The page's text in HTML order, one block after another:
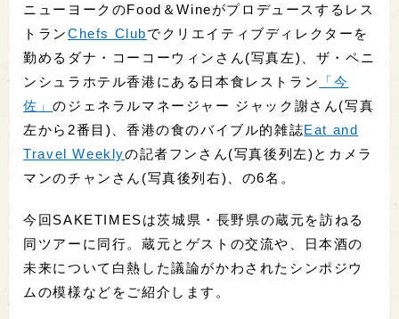
ニューヨークのFood＆Wineがプロデュースするレス
トランChefs Clubでクリエイティブディレクターを
勤めるダナ・コーコーウィンさん(写真左)、ザ・ペニ
ンシュラホテル香港にある日本食レストラン
「今
佐」のジェネラルマネージャー ジャック謝さん(写真
左から2番目)、香港の食のバイブル的雑誌Eat and
Travel Weeklyの記者フンさん(写真後列左)とカメラ
マンのチャンさん(写真後列右)、の6名。
今回SAKETIMESは茨城県・長野県の蔵元を訪ねる
同ツアーに同行。蔵元とゲストの交流や、日本酒の
未来について白熱した議論がかわされたシンポジウ
ムの模様などをご紹介します。